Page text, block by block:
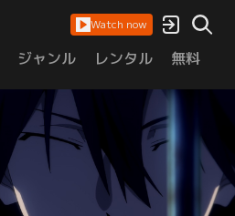
Watch now
ジャンル レンタル 無料